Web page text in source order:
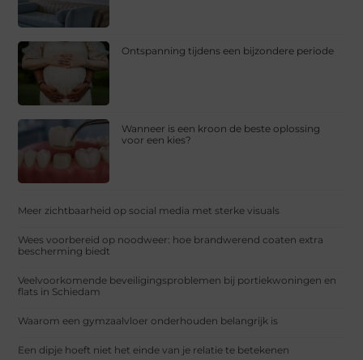
Ontspanning tijdens een bijzondere periode
Wanneer is een kroon de beste oplossing
voor een kies?
Meer zichtbaarheid op social media met sterke visuals
Wees voorbereid op noodweer: hoe brandwerend coaten extra
bescherming biedt
Veelvoorkomende beveiligingsproblemen bij portiekwoningen en
flats in Schiedam
Waarom een gymzaalvloer onderhouden belangrijk is
Een dipje hoeft niet het einde van je relatie te betekenen